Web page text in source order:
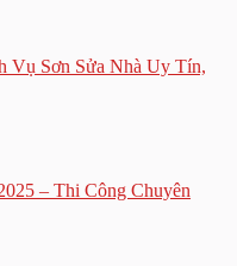
Vụ Sơn Sửa Nhà Uy Tín,
– Thi Công Chuyên